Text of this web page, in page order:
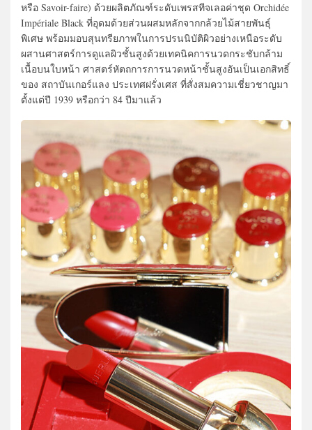
หรือ Savoir-faire) ด้วยผลิตภัณฑ์ระดับเพรสทีจเลอค่าชุด Orchidée
Impériale Black ที่อุดมด้วยส่วนผสมหลักจากกล้วยไม้สายพันธุ์
พิเศษ พร้อมมอบสุนทรียภาพในการปรนนิบัติผิวอย่างเหนือระดับ
ผสานศาสตร์การดูแลผิวชั้นสูงด้วยเทคนิคการนวดกระชับกล้าม
เนื้อบนใบหน้า ศาสตร์หัตถการการนวดหน้าชั้นสูงอันเป็นเอกสิทธิ์
ของ สถาบันเกอร์แลง ประเทศฝรั่งเศส ที่สั่งสมความเชี่ยวชาญมา
ตั้งแต่ปี 1939 หรือกว่า 84 ปีมาแล้ว